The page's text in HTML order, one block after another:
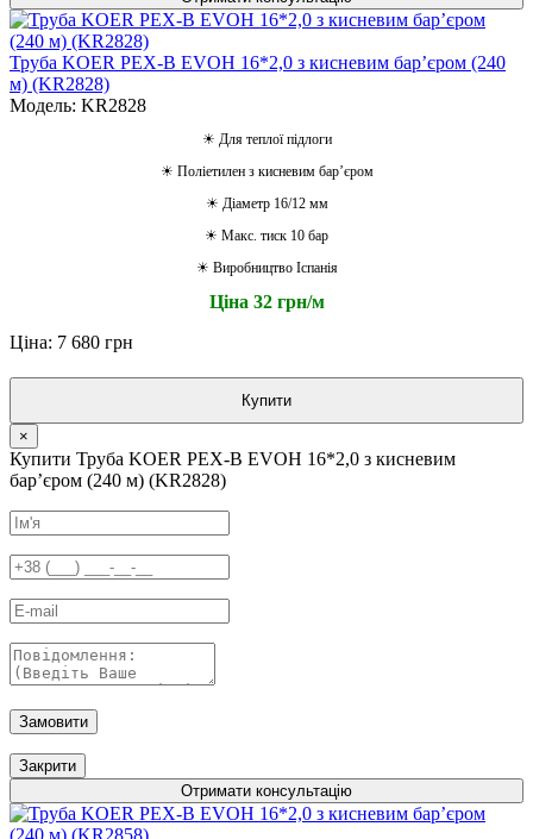
Труба KOER PEX-B EVOH 16*2,0 з кисневим барʼєром (240
м) (KR2828)
Модель: KR2828
☀ Для теплої підлоги
☀ Поліетилен з кисневим барʼєром
☀ Діаметр 16/12 мм
☀ Макс. тиск 10 бар
☀ Виробництво Іспанія
Ціна 32 грн/м
Ціна: 7 680 грн
Купити
×
Купити Труба KOER PEX-B EVOH 16*2,0 з кисневим
барʼєром (240 м) (KR2828)
Замовити
Закрити
Отримати консультацію